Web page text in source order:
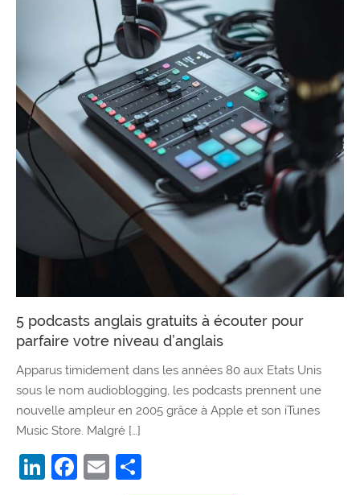
5 podcasts anglais gratuits à écouter pour
parfaire votre niveau d’anglais
Apparus timidement dans les années 80 aux Etats Unis
sous le nom audioblogging, les podcasts prennent une
nouvelle ampleur en 2005 grâce à Apple et son iTunes
Music Store. Malgré […]
LinkedIn
Facebook
Email